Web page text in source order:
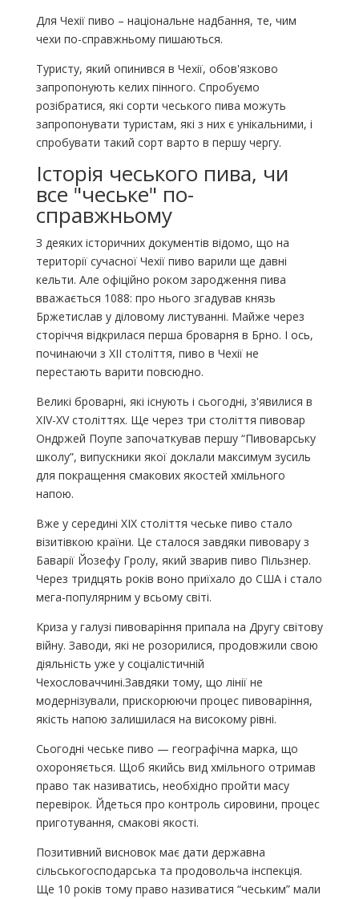
Для Чехії пиво – національне надбання, те, чим
чехи по-справжньому пишаються.
Туристу, який опинився в Чехії, обов'язково
запропонують келих пінного. Спробуємо
розібратися, які сорти чеського пива можуть
запропонувати туристам, які з них є унікальними, і
спробувати такий сорт варто в першу чергу.
Історія чеського пива, чи
все "чеське" по-
справжньому
З деяких історичних документів відомо, що на
території сучасної Чехії пиво варили ще давні
кельти. Але офіційно роком зародження пива
вважається 1088: про нього згадував князь
Бржетислав у діловому листуванні. Майже через
сторіччя відкрилася перша броварня в Брно. І ось,
починаючи з XII століття, пиво в Чехії не
перестають варити повсюдно.
Великі броварні, які існують і сьогодні, з'явилися в
XIV-XV століттях. Ще через три століття пивовар
Ондржей Поупе започаткував першу “Пивоварську
школу”, випускники якої доклали максимум зусиль
для покращення смакових якостей хмільного
напою.
Вже у середині ХІХ століття чеське пиво стало
візитівкою країни. Це сталося завдяки пивовару з
Баварії Йозефу Гролу, який зварив пиво Пільзнер.
Через тридцять років воно приїхало до США і стало
мега-популярним у всьому світі.
Криза у галузі пивоваріння припала на Другу світову
війну. Заводи, які не розорилися, продовжили свою
діяльність уже у соціалістичній
Чехословаччині.Завдяки тому, що лінії не
модернізували, прискорюючи процес пивоваріння,
якість напою залишилася на високому рівні.
Сьогодні чеське пиво — географічна марка, що
охороняється. Щоб якийсь вид хмільного отримав
право так називатись, необхідно пройти масу
перевірок. Йдеться про контроль сировини, процес
приготування, смакові якості.
Позитивний висновок має дати державна
сільськогосподарська та продовольча інспекція.
Ще 10 років тому право називатися “чеським” мали